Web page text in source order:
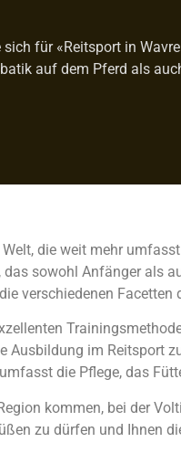
für «Reitsport in
auf dem Pferd als
die weit mehr
sowohl Anfänger als
verschiedenen Facetten
Ausbildung im Reitsport
die Pflege, das
kommen, bei der
zu dürfen und Ihnen